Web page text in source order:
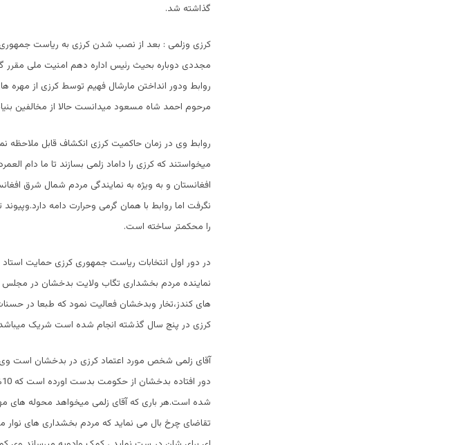
گذاشته شد.
کرزی وزلمی : بعد از نصب شدن کرزی به ریاست
مجددی دوباره بحیث رئیس اداره دهم امنیت ملی مقرر
روابط ودور انداختن مارشال فهیم توسط کرزی از
مرحوم احمد شاه مسعود میدانست حالا از مخالفین
روابط وی در زمان حاکمیت کرزی انکشاف قابل ملاحظه
میخواستند که کرزی را داماد زلمی بسازند تا ما دام
افغانستان و به ویژه به نمایندگی مردم شمال شرق
نگرفت اما روابط با همان گرمی وحرارت دامه
را محکمتر ساخته است.
در دور اول انتخابات ریاست جمهوری کرزی حمایت
نماینده مردم بخشداری تگاب ولایت بدخشان در مجلس
های کندز،تخار وبدخشان فعالیت نمود که طبعا در
کرزی در پنج سال گذشته انجام شده است شریک میباشد
آقای زلمی شخص مورد اعتماد کرزی در بدخشان است وی
شده است.هر باری که آقای زلمی میخواهد محوله های
تقاضای چرخ بال می نماید که مردم بخشداری های